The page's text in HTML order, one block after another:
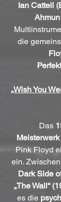
Ian Cattell
die
„Wish You
Das
Meisterwerk
Pink Floyd
ein.
Dark Side
„The Wall“
es die